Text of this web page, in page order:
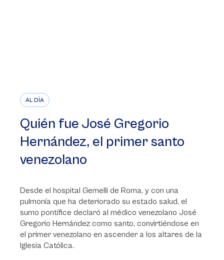
AL DÍA
Quién fue José Gregorio
Hernández, el primer santo
venezolano
Desde el hospital Gemelli de Roma, y con una
pulmonía que ha deteriorado su estado salud, el
sumo pontífice declaró al médico venezolano José
Gregorio Hernández como santo, convirtiéndose en
el primer venezolano en ascender a los altares de la
Iglesia Católica.